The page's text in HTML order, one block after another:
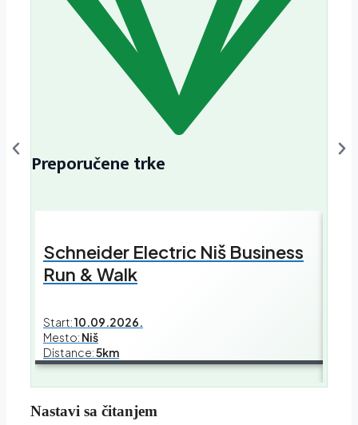
Preporučene trke
Schneider Electric Niš Business
Run & Walk
Start:10.09.2026.
Mesto: Niš
Distance:5km
Nastavi sa čitanjem